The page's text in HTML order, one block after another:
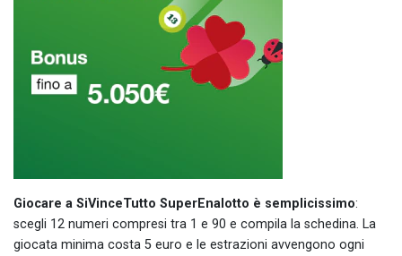
Giocare a SiVinceTutto SuperEnalotto è semplicissimo:
scegli 12 numeri compresi tra 1 e 90 e compila la schedina. La
giocata minima costa 5 euro e le estrazioni avvengono ogni